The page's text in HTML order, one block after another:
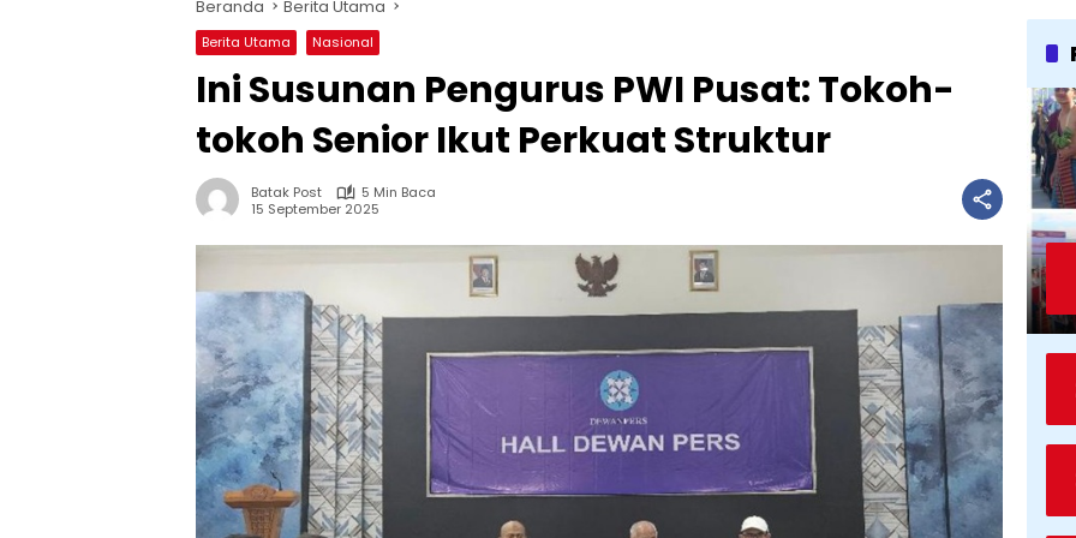
Beranda Berita Utama
Berita Utama Nasional
Ini Susunan Pengurus PWI Pusat: Tokoh-
tokoh Senior Ikut Perkuat Struktur
Batak Post
5 Min Baca
15 September 2025